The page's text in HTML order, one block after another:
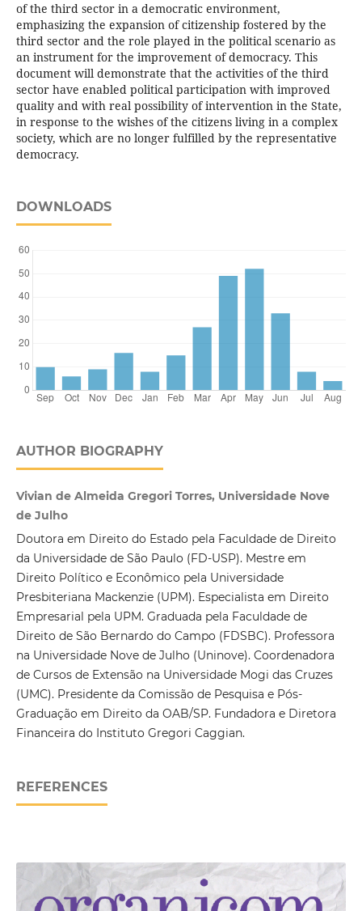
of the third sector in a democratic environment,
emphasizing the expansion of citizenship fostered by the
third sector and the role played in the political scenario as
an instrument for the improvement of democracy. This
document will demonstrate that the activities of the third
sector have enabled political participation with improved
quality and with real possibility of intervention in the State,
in response to the wishes of the citizens living in a complex
society, which are no longer fulfilled by the representative
democracy.
DOWNLOADS
AUTHOR BIOGRAPHY
Vivian de Almeida Gregori Torres, Universidade Nove
de Julho
Doutora em Direito do Estado pela Faculdade de Direito
da Universidade de São Paulo (FD-USP). Mestre em
Direito Político e Econômico pela Universidade
Presbiteriana Mackenzie (UPM). Especialista em Direito
Empresarial pela UPM. Graduada pela Faculdade de
Direito de São Bernardo do Campo (FDSBC). Professora
na Universidade Nove de Julho (Uninove). Coordenadora
de Cursos de Extensão na Universidade Mogi das Cruzes
(UMC). Presidente da Comissão de Pesquisa e Pós-
Graduação em Direito da OAB/SP. Fundadora e Diretora
Financeira do Instituto Gregori Caggian.
REFERENCES